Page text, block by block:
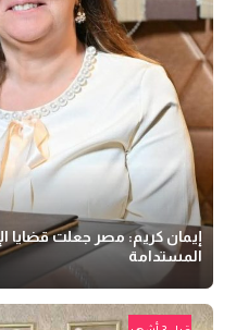
إيمان كريم: مصر جعلت قضايا
المستدامة